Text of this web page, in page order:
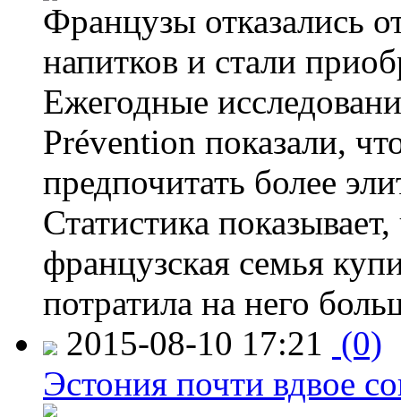
Французы отказались
напитков и стали
Ежегодные
Prévention показали,
предпочитать более
Статистика
французская семья
потратила на него
2015-08-10 17:21 (0)
Эстония почти вдвое